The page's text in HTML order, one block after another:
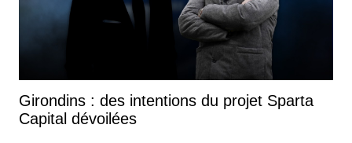
Girondins : des intentions du projet Sparta
Capital dévoilées